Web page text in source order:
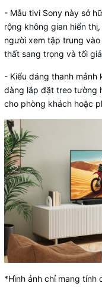
- Mẫu tivi Sony này sở
rộng không gian hiển
người xem tập trung
thất sang trọng và tối
- Kiểu dáng thanh
dàng lắp đặt treo tường
cho phòng khách hoặc
*Hình ảnh chỉ mang tính